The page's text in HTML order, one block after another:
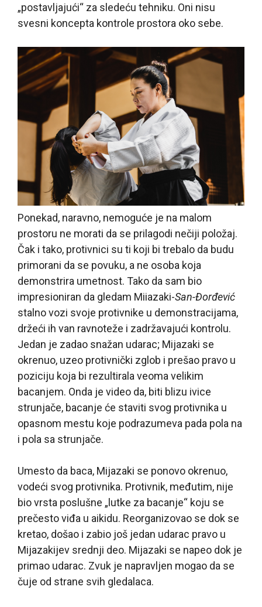
„postavljajući“ za sledeću tehniku. Oni nisu
svesni koncepta kontrole prostora oko sebe.
Ponekad, naravno, nemoguće je na malom
prostoru ne morati da se prilagodi nečiji položaj.
Čak i tako, protivnici su ti koji bi trebalo da budu
primorani da se povuku, a ne osoba koja
demonstrira umetnost. Tako da sam bio
impresioniran da gledam Miiazaki-San-Đorđević
stalno vozi svoje protivnike u demonstracijama,
držeći ih van ravnoteže i zadržavajući kontrolu.
Jedan je zadao snažan udarac; Mijazaki se
okrenuo, uzeo protivnički zglob i prešao pravo u
poziciju koja bi rezultirala veoma velikim
bacanjem. Onda je video da, biti blizu ivice
strunjače, bacanje će staviti svog protivnika u
opasnom mestu koje podrazumeva pada pola na
i pola sa strunjače.
Umesto da baca, Mijazaki se ponovo okrenuo,
vodeći svog protivnika. Protivnik, međutim, nije
bio vrsta poslušne „lutke za bacanje“ koju se
prečesto viđa u aikidu. Reorganizovao se dok se
kretao, došao i zabio još jedan udarac pravo u
Mijazakijev srednji deo. Mijazaki se napeo dok je
primao udarac. Zvuk je napravljen mogao da se
čuje od strane svih gledalaca.